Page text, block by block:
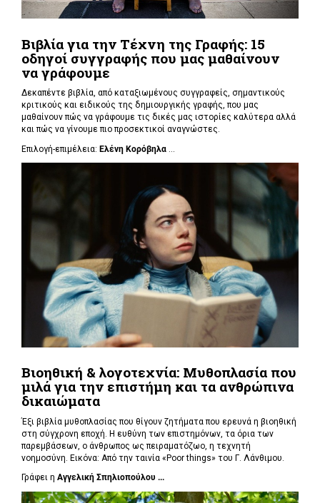
Βιβλία για την Τέχνη της Γραφής: 15
οδηγοί συγγραφής που μας μαθαίνουν
να γράφουμε
Δεκαπέντε βιβλία, από καταξιωμένους συγγραφείς, σημαντικούς
κριτικούς και ειδικούς της δημιουργικής γραφής, που μας
μαθαίνουν πώς να γράφουμε τις δικές μας ιστορίες καλύτερα αλλά
και πώς να γίνουμε πιο προσεκτικοί αναγνώστες.
Επιλογή-επιμέλεια: Ελένη Κορόβηλα ...
Βιοηθική & λογοτεχνία: Μυθοπλασία που
μιλά για την επιστήμη και τα ανθρώπινα
δικαιώματα
Έξι βιβλία μυθοπλασίας που θίγουν ζητήματα που ερευνά η βιοηθική
στη σύγχρονη εποχή. Η ευθύνη των επιστημόνων, τα όρια των
παρεμβάσεων, ο άνθρωπος ως πειραματόζωο, η τεχνητή
νοημοσύνη. Εικόνα: Από την ταινία «Poor things» του Γ. Λάνθιμου.
Γράφει η Αγγελική Σπηλιοπούλου ...